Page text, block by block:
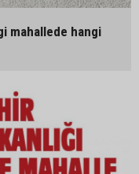
mahallede hangi